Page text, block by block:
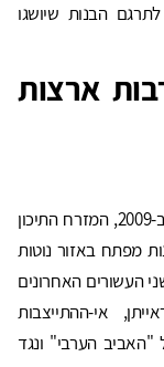
הבנות שיושגו
ארצות
מאז כניסתו של הנשיא ברק אובמה לבית הלבן ב-2009, המזרח התיכון
מפתח באזור נוטות
העשורים האחרונים
אי-ההתייצבות
הערבי" ונגד